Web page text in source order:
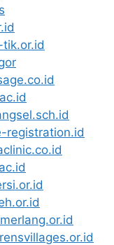
registration.id